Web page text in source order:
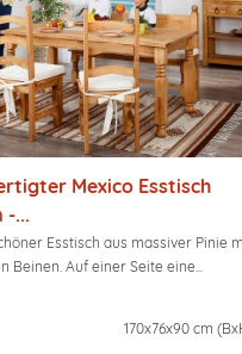
Mexico Esstisch
-...
Esstisch aus massiver Pinie
Beinen. Auf einer Seite eine...
170x76x90 cm